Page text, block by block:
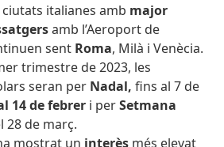
italianes amb major
amb l’Aeroport de
sent Roma, Milà i Venècia.
trimestre de 2023, les
seran per Nadal, fins al 7 de
14 de febrer i perSetmana
28 de març.
mostrat un interès més elevat